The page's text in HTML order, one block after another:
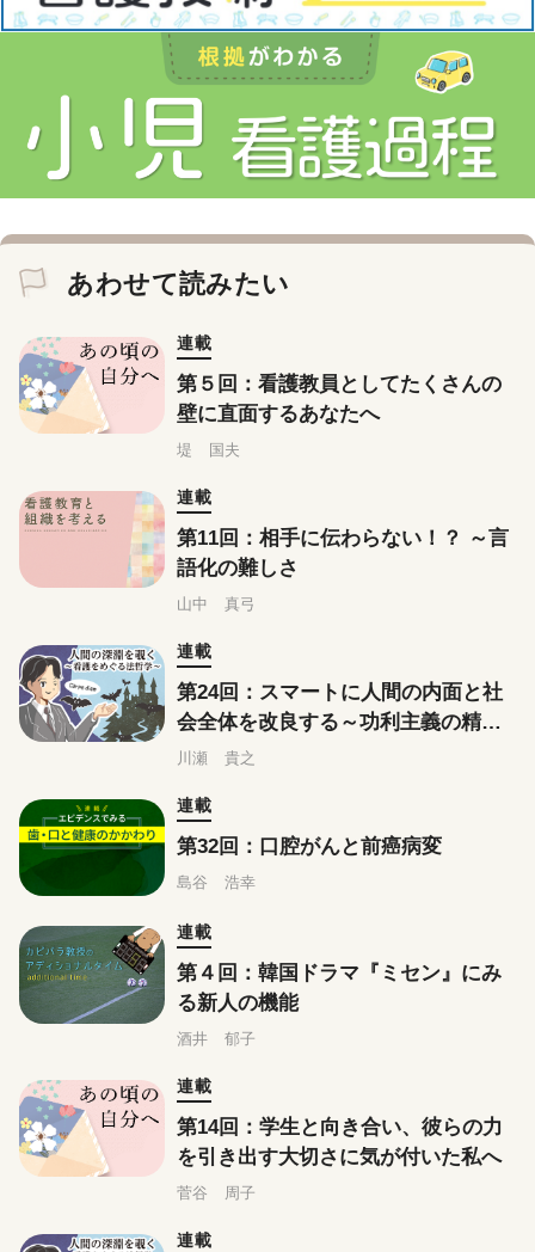
あわせて読みたい
連載
第５回：看護教員としてたくさんの
壁に直面するあなたへ
堤 国夫
連載
第11回：相手に伝わらない！？ ～言
語化の難しさ
山中 真弓
連載
第24回：スマートに人間の内面と社
会全体を改良する～功利主義の精神
～
川瀬 貴之
連載
第32回：口腔がんと前癌病変
島谷 浩幸
連載
第４回：韓国ドラマ『ミセン』にみ
る新人の機能
酒井 郁子
連載
第14回：学生と向き合い、彼らの力
を引き出す大切さに気が付いた私へ
菅谷 周子
連載